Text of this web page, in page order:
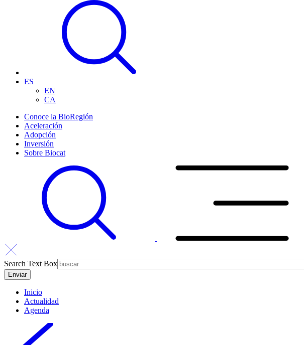
ES
EN
CA
Conoce la BioRegión
Aceleración
Adopción
Inversión
Sobre Biocat
Search Text Box
Inicio
Actualidad
Agenda